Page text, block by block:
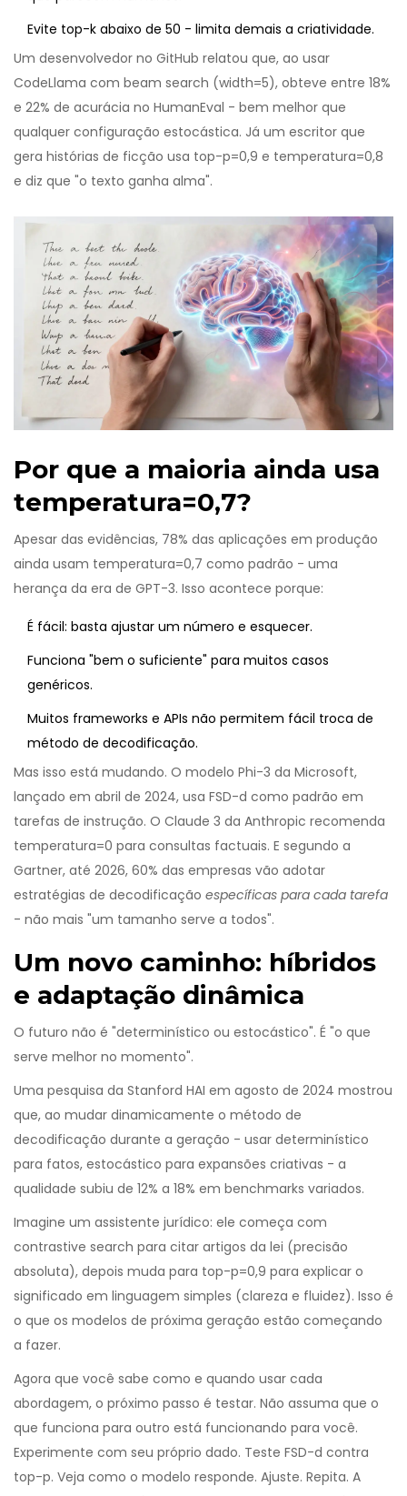
Evite top-k abaixo de 50 - limita demais a criatividade.
Um desenvolvedor no GitHub relatou que, ao usar
CodeLlama com beam search (width=5), obteve entre 18%
e 22% de acurácia no HumanEval - bem melhor que
qualquer configuração estocástica. Já um escritor que
gera histórias de ficção usa top-p=0,9 e temperatura=0,8
e diz que "o texto ganha alma".
Por que a maioria ainda usa
temperatura=0,7?
Apesar das evidências, 78% das aplicações em produção
ainda usam temperatura=0,7 como padrão - uma
herança da era de GPT-3. Isso acontece porque:
É fácil: basta ajustar um número e esquecer.
Funciona "bem o suficiente" para muitos casos
genéricos.
Muitos frameworks e APIs não permitem fácil troca de
método de decodificação.
Mas isso está mudando. O modelo Phi-3 da Microsoft,
lançado em abril de 2024, usa FSD-d como padrão em
tarefas de instrução. O Claude 3 da Anthropic recomenda
temperatura=0 para consultas factuais. E segundo a
Gartner, até 2026, 60% das empresas vão adotar
estratégias de decodificação específicas para cada tarefa
- não mais "um tamanho serve a todos".
Um novo caminho: híbridos
e adaptação dinâmica
O futuro não é "determinístico ou estocástico". É "o que
serve melhor no momento".
Uma pesquisa da Stanford HAI em agosto de 2024 mostrou
que, ao mudar dinamicamente o método de
decodificação durante a geração - usar determinístico
para fatos, estocástico para expansões criativas - a
qualidade subiu de 12% a 18% em benchmarks variados.
Imagine um assistente jurídico: ele começa com
contrastive search para citar artigos da lei (precisão
absoluta), depois muda para top-p=0,9 para explicar o
significado em linguagem simples (clareza e fluidez). Isso é
o que os modelos de próxima geração estão começando
a fazer.
Agora que você sabe como e quando usar cada
abordagem, o próximo passo é testar. Não assuma que o
que funciona para outro está funcionando para você.
Experimente com seu próprio dado. Teste FSD-d contra
top-p. Veja como o modelo responde. Ajuste. Repita. A